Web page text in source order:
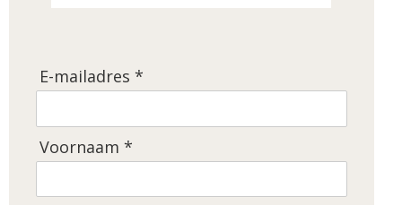
E-mailadres *
Voornaam *